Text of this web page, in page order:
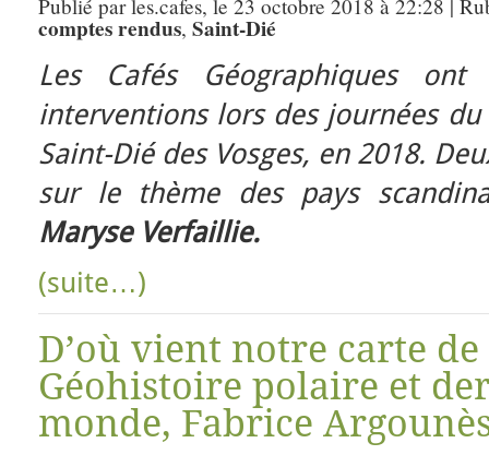
Publié par les.cafes, le 23 octobre 2018 à 22:28 |
comptes rendus, Saint-Dié
Les Cafés Géographiques
interventions lors des journées
Saint-Dié des Vosges, en 2018.
sur le thème des pays
Maryse Verfaillie.
(suite…)
D’où vient notre carte
Géohistoire polaire et
monde, Fabrice